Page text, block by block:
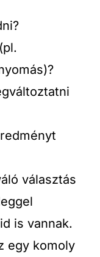
választás
is vannak.
egy komoly